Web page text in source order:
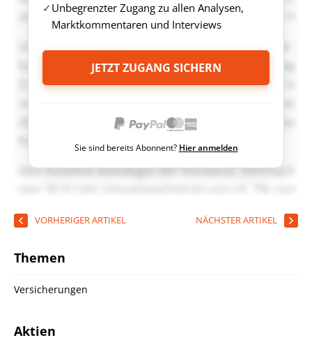
Unbegrenzter Zugang zu allen Analysen,
Marktkommentaren und Interviews
JETZT ZUGANG SICHERN
Sie sind bereits Abonnent? Hier anmelden
VORHERIGER ARTIKEL NÄCHSTER ARTIKEL
Themen
Versicherungen
Aktien